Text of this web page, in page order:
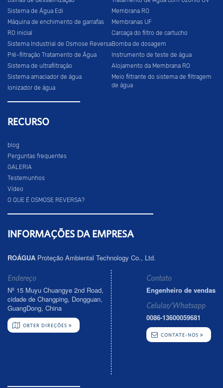
Sistema de Água Edi
Máquina de enchimento de garrafas
RO inicial
Sistema Industrial de Osmose Reversa
Pré-filtração Tratamento de Água
Sistema de ultrafiltração
Sistema amaciador de água
Ionizador de água
Membrana RO
Membranas UF
Carcaça do filtro de cartucho
Bomba de dosagem
Instrumento de teste de água
Alojamento da Membrana RO
Meio filtrante do sistema de filtragem
de água
RECURSO
blog
Perguntas frequentes
GALERIA
Testemunhos
Vídeo
O QUE É OSMOSE REVERSA?
INFORMAÇÕES DA EMPRESA
ROÁGUA Proteção Ambiental Technology Co., Ltd.
Endereço
Nº 15 Muyu Chuangye 2nd Road,
cidade de Changping, Dongguan,
GuangDong, China
OBTER DIREÇÕES
Contato
Engenheiro de vendas
Celular/Whatsapp
0086-13600059681
CONTATE-NOS